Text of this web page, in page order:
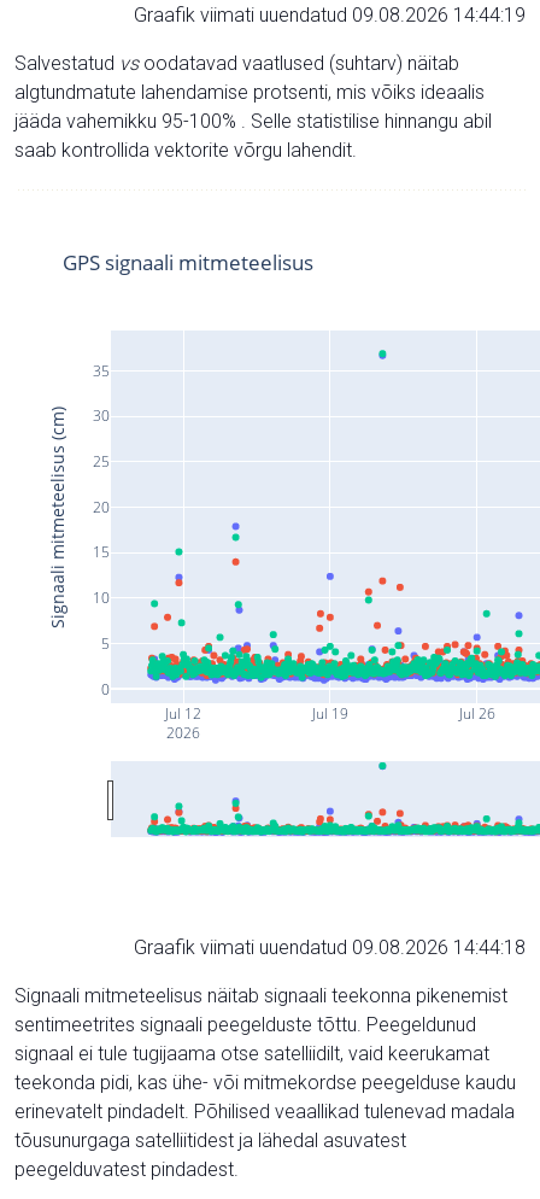
Graafik viimati uuendatud 09.08.2026 14:44:19
Salvestatud vsoodatavad vaatlused (suhtarv) näitab
algtundmatute lahendamise protsenti, mis võiks ideaalis
jääda vahemikku 95-100% . Selle statistilise hinnangu abil
saab kontrollida vektorite võrgu lahendit.
Jul 12
2026
Jul 19 Jul 26
0
5
10
15
20
25
30
35
GPS signaali mitmeteelisus
Signaali mitmeteelisus (cm)
Graafik viimati uuendatud 09.08.2026 14:44:18
Signaali mitmeteelisus näitab signaali teekonna pikenemist
sentimeetrites signaali peegelduste tõttu. Peegeldunud
signaal ei tule tugijaama otse satelliidilt, vaid keerukamat
teekonda pidi, kas ühe- või mitmekordse peegelduse kaudu
erinevatelt pindadelt. Põhilised veaallikad tulenevad madala
tõusunurgaga satelliitidest ja lähedal asuvatest
peegelduvatest pindadest.